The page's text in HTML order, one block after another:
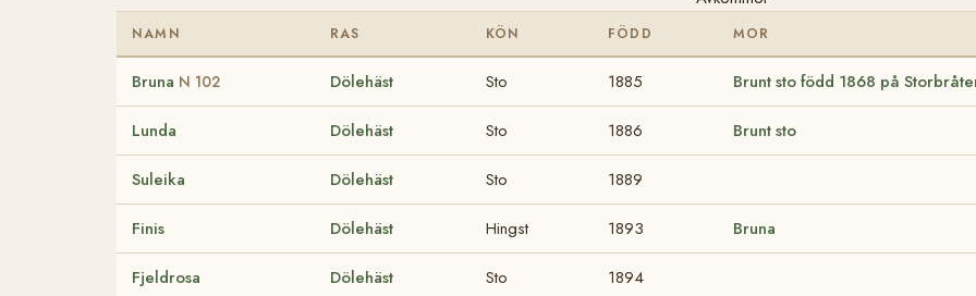
NAMN RAS KÖN FÖDD MOR
Bruna N 102 Dölehäst Sto 1885 Brunt sto född 1868 på
Lunda Dölehäst Sto 1886 Brunt sto
Suleika Dölehäst Sto 1889
Finis Dölehäst Hingst 1893 Bruna
Fjeldrosa Dölehäst Sto 1894